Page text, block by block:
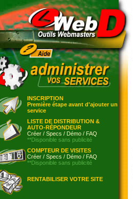
INSCRIPTION
Première étape avant d'ajouter un
service
LISTE DE DISTRIBUTION &
AUTO-RÉPONDEUR
Créer / Specs / Démo / FAQ
**Disponible sans publicité
COMPTEUR DE VISITES
Créer / Specs / Démo / FAQ
**Disponible sans publicité
RENTABILISER VOTRE SITE